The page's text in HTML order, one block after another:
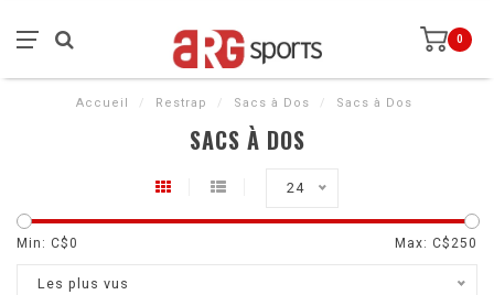
0
Accueil / Restrap / Sacs à Dos / Sacs à Dos
SACS À DOS
24
Min: C$0 Max: C$ 250
Les plus vus